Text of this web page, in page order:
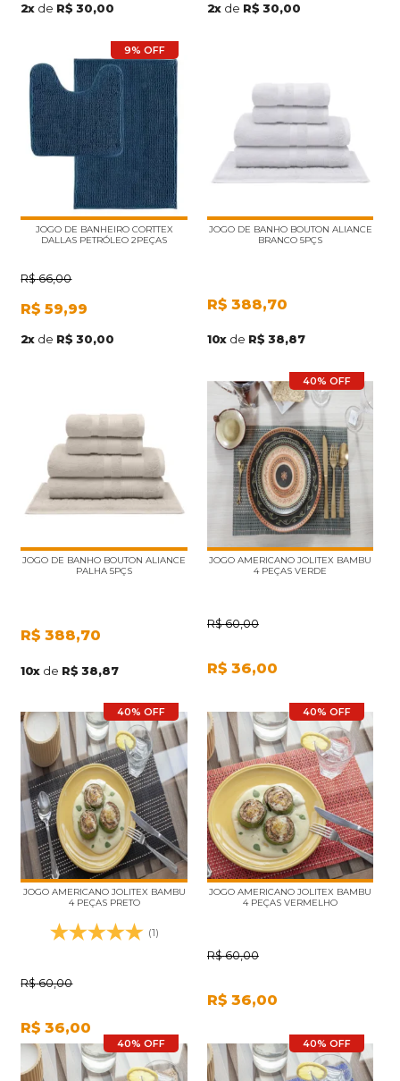
2x de R$ 30,00 2x de R$ 30,00
9% OFF
JOGO DE BANHEIRO CORTTEX
DALLAS PETRÓLEO 2PEÇAS
R$ 66,00
R$ 59,99
2x de R$ 30,00
JOGO DE BANHO BOUTON ALIANCE
BRANCO 5PÇS
R$ 388,70
10x de R$ 38,87
JOGO DE BANHO BOUTON ALIANCE
PALHA 5PÇS
R$ 388,70
10x de R$ 38,87
40% OFF
JOGO AMERICANO JOLITEX BAMBU
4 PEÇAS VERDE
R$ 60,00
R$ 36,00
40% OFF
JOGO AMERICANO JOLITEX BAMBU
4 PEÇAS PRETO
(1)
R$ 60,00
R$ 36,00
40% OFF
JOGO AMERICANO JOLITEX BAMBU
4 PEÇAS VERMELHO
R$ 60,00
R$ 36,00
40% OFF 40% OFF